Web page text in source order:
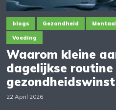
blogs Gezondheid Mentaal
Voeding
Waarom kleine
dagelijkse
22 April 2026